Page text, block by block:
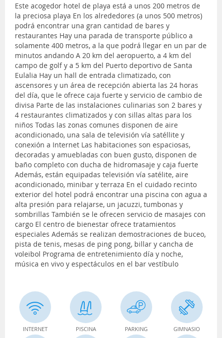
Este acogedor hotel de playa está a unos 200 metros de
la preciosa playa En los alrededores (a unos 500 metros)
podrá encontrar una gran cantidad de bares y
restaurantes Hay una parada de transporte público a
solamente 400 metros, a la que podrá llegar en un par de
minutos andando A 20 km del aeropuerto, a 4 km del
campo de golf y a 5 km del Puerto deportivo de Santa
Eulalia Hay un hall de entrada climatizado, con
ascensores y un área de recepción abierta las 24 horas
del día, que le ofrece caja fuerte y servicio de cambio de
divisa Parte de las instalaciones culinarias son 2 bares y
4 restaurantes climatizados y con sillas altas para los
niños Todas las zonas comunes disponen de aire
acondicionado, una sala de televisión vía satéllite y
conexión a Internet Las habitaciones son espaciosas,
decoradas y amuebladas con buen gusto, disponen de
baño completo con ducha de hidromasaje y caja fuerte
Además, están equipadas televisión vía satélite, aire
acondicionado, minibar y terraza En el cuidado recinto
exterior del hotel podrá encontrar una piscina con agua a
alta presión para relajarse, un jacuzzi, tumbonas y
sombrillas También se le ofrecen servicio de masajes con
cargo El centro de bienestar ofrece tratamientos
especiales Además se realizan demostraciones de buceo,
pista de tenis, mesas de ping pong, billar y cancha de
voleibol Programa de entretenimiento día y noche,
música en vivo y espectáculos en el bar vestíbulo
INTERNET PISCINA PARKING GIMNASIO